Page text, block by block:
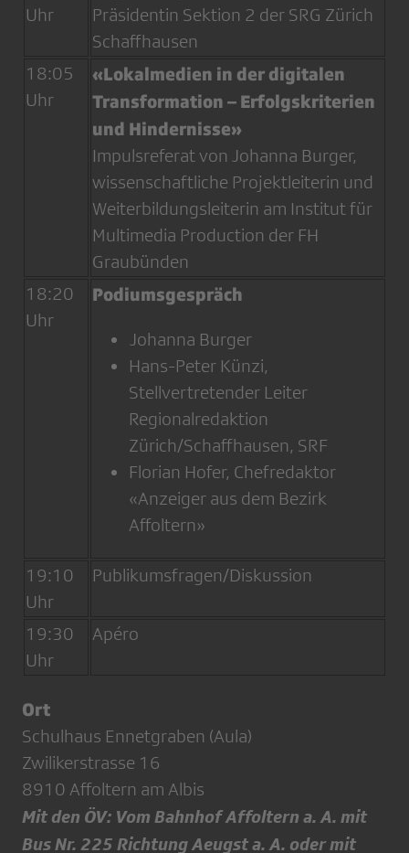
Uhr
Präsidentin Sektion 2 der SRG Zürich
Schaffhausen
18:05
Uhr
«Lokalmedien in der digitalen
Transformation – Erfolgskriterien
und Hindernisse»
Impulsreferat von Johanna Burger,
wissenschaftliche Projektleiterin und
Weiterbildungsleiterin am Institut für
Multimedia Production der FH
Graubünden
18:20
Uhr
Podiumsgespräch
Johanna Burger
Hans-Peter Künzi,
Stellvertretender Leiter
Regionalredaktion
Zürich/Schaffhausen, SRF
Florian Hofer, Chefredaktor
«Anzeiger aus dem Bezirk
Affoltern»
19:10
Uhr
Publikumsfragen/Diskussion
19:30
Uhr
Apéro
Ort
Schulhaus Ennetgraben (Aula)
Zwilikerstrasse 16
8910 Affoltern am Albis
Mit den ÖV: Vom Bahnhof Affoltern a. A. mit
Bus Nr. 225 Richtung Aeugst a. A. oder mit